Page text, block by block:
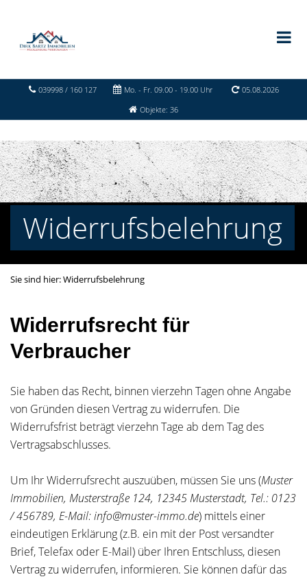
039998 / 160 127 Mo. - Fr. 09.00 - 19.00 Uhr
05.08.2026
Objekte: 36
Widerrufsbelehrung
Sie sind hier:Widerrufsbelehrung
Widerrufsrecht für
Verbraucher
Sie haben das Recht, binnen vierzehn Tagen ohne Angabe
von Gründen diesen Vertrag zu widerrufen. Die
Widerrufsfrist beträgt vierzehn Tage ab dem Tag des
Vertragsabschlusses.
Um Ihr Widerrufsrecht auszuüben, müssen Sie uns (Muster
Immobilien, Musterstraße 124, 12345 Musterstadt, Tel.: 0123
/ 456789, E-Mail: info@muster-immo.de) mittels einer
eindeutigen Erklärung (z.B. ein mit der Post versandter
Brief, Telefax oder E-Mail) über Ihren Entschluss, diesen
Vertrag zu widerrufen, informieren. Sie können dafür das